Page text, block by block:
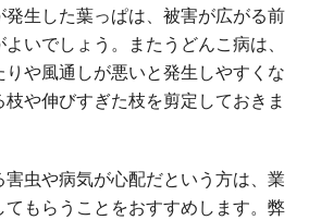
生した葉っぱは、被害が広がる前
いでしょう。またうどんこ病は、
や風通しが悪いと発生しやすくな
や伸びすぎた枝を剪定しておきま
虫や病気が心配だという方は、業
もらうことをおすすめします。弊